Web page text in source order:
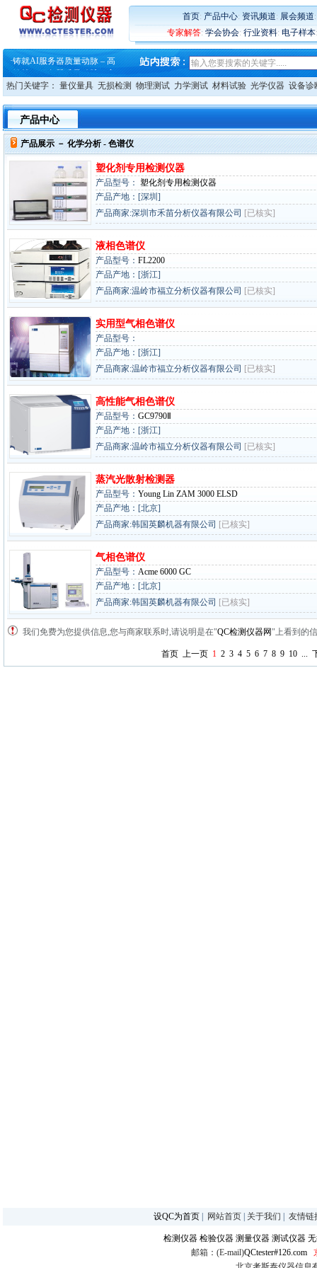
首页: 产品中心: 资讯频道: 展会频道
专家解答: 学会协会: 行业资料: 电子样本
蔡司和亿纬锂能达成战略合作
大牌云集 买家升级 ——26
蔡司软件 | 高效变形分析能
·铸就AI服务器质量动脉 – 高
·铸就AI服务器质量动脉 – 高
·ZEISS BOSELLO ADR 让内部缺
·蔡司和亿纬锂能达成战略合作
热门关键字： 量仪量具 无损检测 物理测试 力学测试 材料试验 光学仪器 设备诊
产品中心
产品展示 － 化学分析- 色谱仪
塑化剂专用检测仪器
产品型号： 塑化剂专用检测仪器
产品产地：[深圳]
产品商家:深圳市禾苗分析仪器有限公司 [已核实]
液相色谱仪
产品型号： FL2200
产品产地：[浙江]
产品商家:温岭市福立分析仪器有限公司 [已核实]
实用型气相色谱仪
产品型号：
产品产地：[浙江]
产品商家:温岭市福立分析仪器有限公司 [已核实]
高性能气相色谱仪
产品型号： GC9790Ⅱ
产品产地：[浙江]
产品商家:温岭市福立分析仪器有限公司 [已核实]
蒸汽光散射检测器
产品型号： Young Lin ZAM 3000 ELSD
产品产地：[北京]
产品商家:韩国英麟机器有限公司 [已核实]
气相色谱仪
产品型号： Acme 6000 GC
产品产地：[北京]
产品商家:韩国英麟机器有限公司 [已核实]
我们免费为您提供信息,您与商家联系时,请说明是在"QC检测仪器网"上看到的
首页 上一页 1 2 3 4 5 6 7 8 9 10 ...
设QC为首页 网站首页 关于我们 友情链
检测仪器 检验仪器 测量仪器 测试仪器
邮箱：(E-mail)QCtester#126.com